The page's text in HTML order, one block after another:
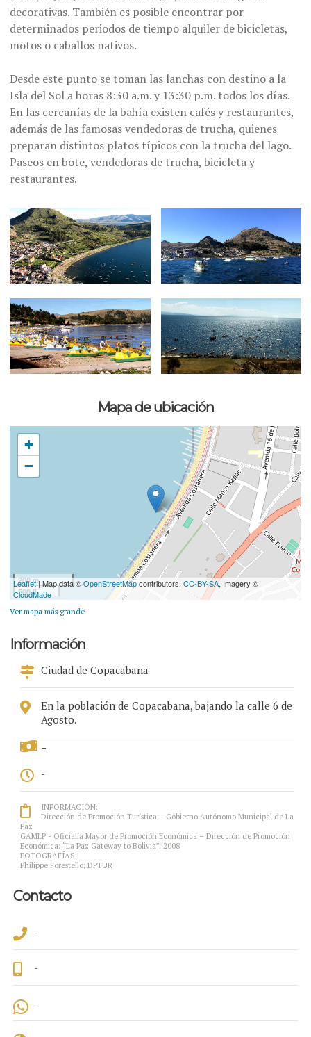
decorativas. También es posible encontrar por
determinados periodos de tiempo alquiler de bicicletas,
motos o caballos nativos.
Desde este punto se toman las lanchas con destino a la
Isla del Sol a horas 8:30 a.m. y 13:30 p.m. todos los días.
En las cercanías de la bahía existen cafés y restaurantes,
además de las famosas vendedoras de trucha, quienes
preparan distintos platos típicos con la trucha del lago.
Paseos en bote, vendedoras de trucha, bicicleta y
restaurantes.
Mapa de ubicación
+
−
200 m
500 ft
Leaflet| Map data ©OpenStreetMapcontributors,CC-BY-SA, Imagery ©
CloudMade
Ver mapa más grande
Información
Ciudad de Copacabana
En la población de Copacabana, bajando la calle 6 de
Agosto.
-
-
INFORMACIÓN:
Dirección de Promoción Turística – Gobierno Autónomo Municipal de La
Paz
GAMLP - Oficialía Mayor de Promoción Económica – Dirección de Promoción
Económica: “La Paz Gateway to Bolivia”. 2008
FOTOGRAFÍAS:
Philippe Forestello; DPTUR
Contacto
-
-
-